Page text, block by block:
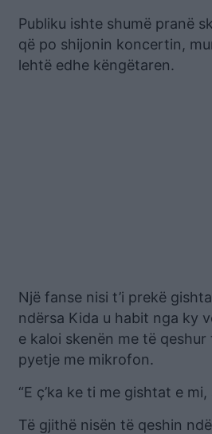
Publiku ishte shumë pranë
që po shijonin koncertin,
lehtë edhe këngëtaren.
Një fanse nisi t’i prekë
ndërsa Kida u habit nga ky
e kaloi skenën me të qeshur
pyetje me mikrofon.
“E ç’ka ke ti me gishtat e mi,
Të gjithë nisën të qeshin